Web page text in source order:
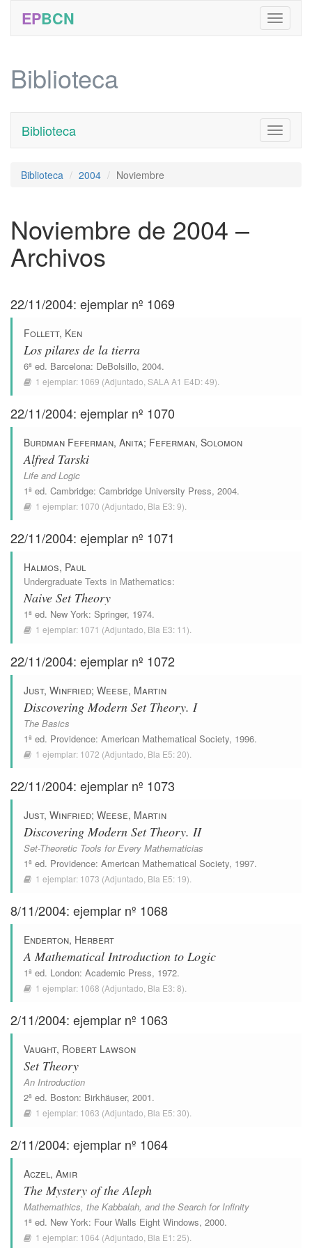
EPBCN
Biblioteca
Toggle
Biblioteca
Biblioteca 2004 Noviembre
Noviembre de 2004 –
Archivos
22/11/2004: ejemplar nº 1069
Follett, Ken
Los pilares de la tierra
6ª ed. Barcelona: DeBolsillo, 2004.
1 ejemplar: 1069 (Adjuntado, SALA A1 E4D: 49).
22/11/2004: ejemplar nº 1070
Burdman Feferman, Anita; Feferman, Solomon
Alfred Tarski
Life and Logic
1ª ed. Cambridge: Cambridge University Press, 2004.
1 ejemplar: 1070 (Adjuntado, Bla E3: 9).
22/11/2004: ejemplar nº 1071
Halmos, Paul
Undergraduate Texts in Mathematics:
Naive Set Theory
1ª ed. New York: Springer, 1974.
1 ejemplar: 1071 (Adjuntado, Bla E3: 11).
22/11/2004: ejemplar nº 1072
Just, Winfried; Weese, Martin
Discovering Modern Set Theory. I
The Basics
1ª ed. Providence: American Mathematical Society, 1996.
1 ejemplar: 1072 (Adjuntado, Bla E5: 20).
22/11/2004: ejemplar nº 1073
Just, Winfried; Weese, Martin
Discovering Modern Set Theory. II
Set-Theoretic Tools for Every Mathematicias
1ª ed. Providence: American Mathematical Society, 1997.
1 ejemplar: 1073 (Adjuntado, Bla E5: 19).
8/11/2004: ejemplar nº 1068
Enderton, Herbert
A Mathematical Introduction to Logic
1ª ed. London: Academic Press, 1972.
1 ejemplar: 1068 (Adjuntado, Bla E3: 8).
2/11/2004: ejemplar nº 1063
Vaught, Robert Lawson
Set Theory
An Introduction
2ª ed. Boston: Birkhäuser, 2001.
1 ejemplar: 1063 (Adjuntado, Bla E5: 30).
2/11/2004: ejemplar nº 1064
Aczel, Amir
The Mystery of the Aleph
Mathemathics, the Kabbalah, and the Search for Infinity
1ª ed. New York: Four Walls Eight Windows, 2000.
1 ejemplar: 1064 (Adjuntado, Bla E1: 25).